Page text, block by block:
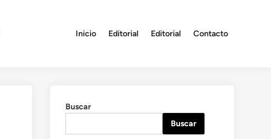
Inicio Editorial Editorial Contacto
Buscar
Buscar